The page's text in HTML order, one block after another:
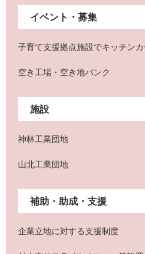
イベント・募集
子育て支援拠点施設でキッチン
空き工場・空き地バンク
施設
神林工業団地
山北工業団地
補助・助成・支援
企業立地に対する支援制度